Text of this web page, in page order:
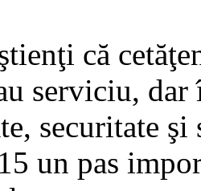
că
serviciu,
securitate
un pas